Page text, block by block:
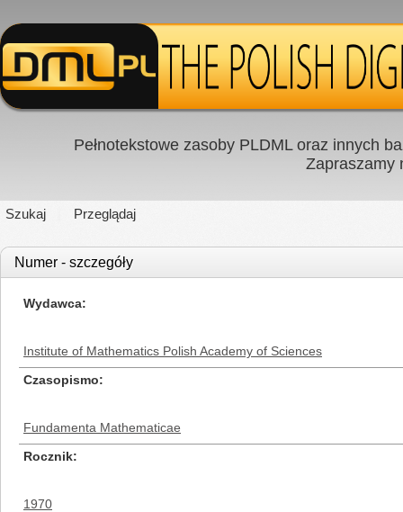
Pełnotekstowe zasoby PLDML oraz innych
Zapraszamy
Szukaj Przeglądaj
Numer - szczegóły
Wydawca
Institute of Mathematics Polish Academy of Sciences
Czasopismo
Fundamenta Mathematicae
Rocznik
1970